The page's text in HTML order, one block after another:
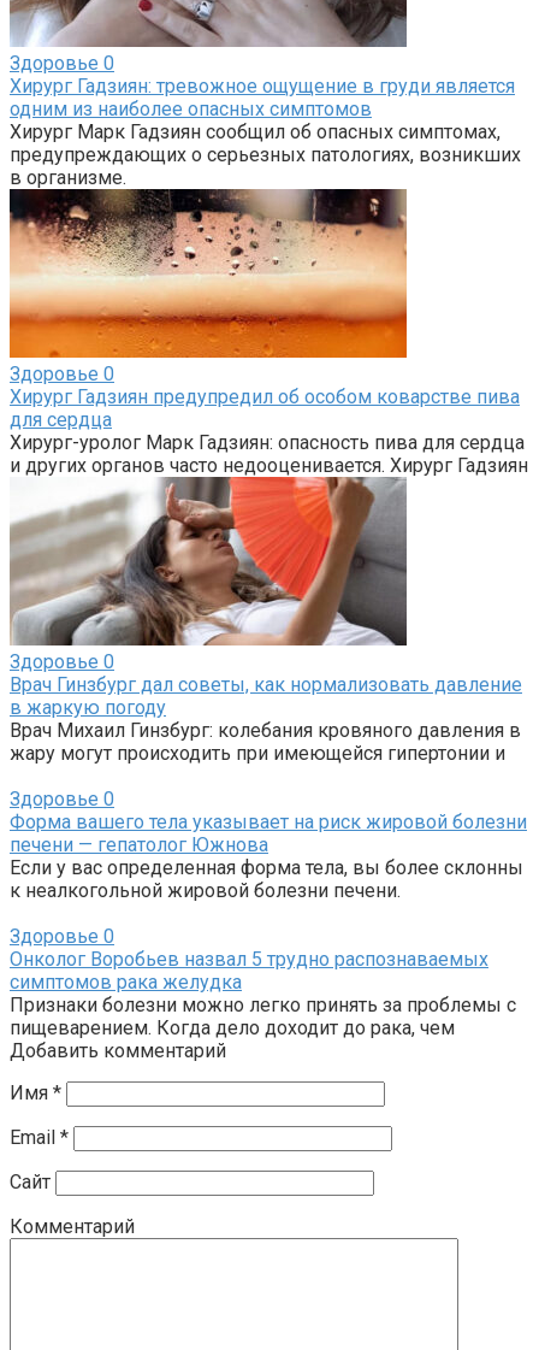
Здоровье 0
Хирург Гадзиян: тревожное ощущение в груди является
одним из наиболее опасных симптомов
Хирург Марк Гадзиян сообщил об опасных симптомах,
предупреждающих о серьезных патологиях, возникших
в организме.
Здоровье 0
Хирург Гадзиян предупредил об особом коварстве пива
для сердца
Хирург-уролог Марк Гадзиян: опасность пива для сердца
и других органов часто недооценивается. Хирург Гадзиян
Здоровье 0
Врач Гинзбург дал советы, как нормализовать давление
в жаркую погоду
Врач Михаил Гинзбург: колебания кровяного давления в
жару могут происходить при имеющейся гипертонии и
Здоровье 0
Форма вашего тела указывает на риск жировой болезни
печени — гепатолог Южнова
Если у вас определенная форма тела, вы более склонны
к неалкогольной жировой болезни печени.
Здоровье 0
Онколог Воробьев назвал 5 трудно распознаваемых
симптомов рака желудка
Признаки болезни можно легко принять за проблемы с
пищеварением. Когда дело доходит до рака, чем
Добавить комментарий
Имя *
Email *
Сайт
Комментарий